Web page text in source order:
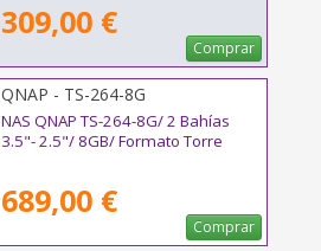
309,00 €
Comprar
QNAP - TS-264-8G
NAS QNAP TS-264-8G/ 2 Bahías
3.5"- 2.5"/ 8GB/ Formato Torre
689,00 €
Comprar